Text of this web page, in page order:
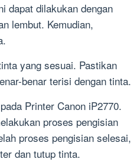
dapat dilakukan dengan
lembut. Kemudian,
yang sesuai. Pastikan
benar terisi dengan tinta.
Printer Canon iP2770.
proses pengisian
proses pengisian selesai,
dan tutup tinta.